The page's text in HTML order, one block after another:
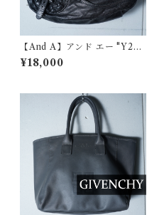
【And A】アンド エー "Y2K
dark wear" フラップレザーシ
ョルダーバッグ black
¥18,000